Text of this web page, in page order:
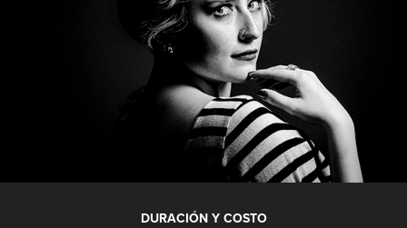
DURACIÓN Y COSTO